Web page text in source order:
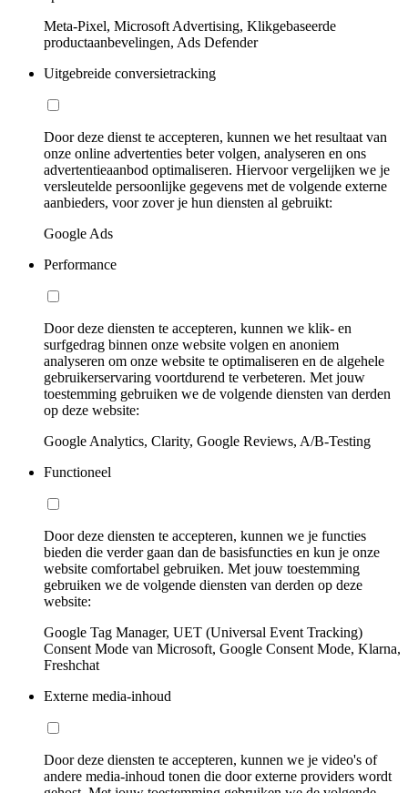
Meta-Pixel, Microsoft Advertising, Klikgebaseerde
productaanbevelingen, Ads Defender
Uitgebreide conversietracking
Door deze dienst te accepteren, kunnen we het resultaat van
onze online advertenties beter volgen, analyseren en ons
advertentieaanbod optimaliseren. Hiervoor vergelijken we je
versleutelde persoonlijke gegevens met de volgende externe
aanbieders, voor zover je hun diensten al gebruikt:
Google Ads
Performance
Door deze diensten te accepteren, kunnen we klik- en
surfgedrag binnen onze website volgen en anoniem
analyseren om onze website te optimaliseren en de algehele
gebruikerservaring voortdurend te verbeteren. Met jouw
toestemming gebruiken we de volgende diensten van derden
op deze website:
Google Analytics, Clarity, Google Reviews, A/B-Testing
Functioneel
Door deze diensten te accepteren, kunnen we je functies
bieden die verder gaan dan de basisfuncties en kun je onze
website comfortabel gebruiken. Met jouw toestemming
gebruiken we de volgende diensten van derden op deze
website:
Google Tag Manager, UET (Universal Event Tracking)
Consent Mode van Microsoft, Google Consent Mode, Klarna,
Freshchat
Externe media-inhoud
Door deze diensten te accepteren, kunnen we je video's of
andere media-inhoud tonen die door externe providers wordt